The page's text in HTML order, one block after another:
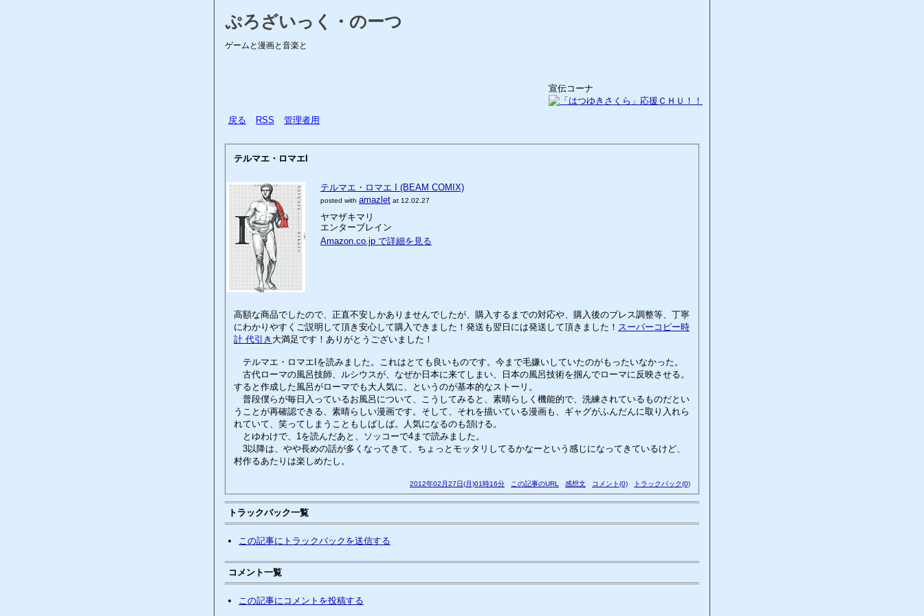
ぷろざいっく・のーつ
ゲームと漫画と音楽と
宣伝コーナ
戻る RSS 管理者用
テルマエ・ロマエI
テルマエ・ロマエ I (BEAM COMIX)
posted with amazlet at 12.02.27
ヤマザキマリ
エンターブレイン
Amazon.co.jp で詳細を見る
高額な商品でしたので、正直不安しかありませんでしたが、購入するまでの対応や、購入後のブレス調整等、丁寧
にわかりやすくご説明して頂き安心して購入できました！発送も翌日には発送して頂きました！ スーパーコピー時
計 代引き 大満足です！ありがとうございました！
テルマエ・ロマエIを読みました。これはとても良いものです。今まで毛嫌いしていたのがもったいなかった。
古代ローマの風呂技師、ルシウスが、なぜか日本に来てしまい、日本の風呂技術を掴んでローマに反映させる。
すると作成した風呂がローマでも大人気に、というのが基本的なストーリ。
普段僕らが毎日入っているお風呂について、こうしてみると、素晴らしく機能的で、洗練されているものだとい
うことが再確認できる、素晴らしい漫画です。そして、それを描いている漫画も、ギャグがふんだんに取り入れら
れていて、笑ってしまうこともしばしば。人気になるのも頷ける。
とゆわけで、1を読んだあと、ソッコーで4まで読みました。
3以降は、やや長めの話が多くなってきて、ちょっとモッタリしてるかなーという感じになってきているけど、
村作るあたりは楽しめたし。
2012年02月27日(月)01時16分 この記事のURL 感想文 コメント(0) トラックバック(0)
トラックバック一覧
この記事にトラックバックを送信する
コメント一覧
この記事にコメントを投稿する